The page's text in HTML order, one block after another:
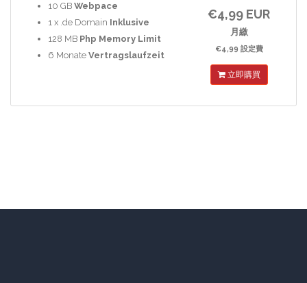
10 GB Webpace
1 x .de Domain Inklusive
128 MB Php Memory Limit
6 Monate Vertragslaufzeit
€4,99 EUR
月繳
€4,99 設定費
立即購買